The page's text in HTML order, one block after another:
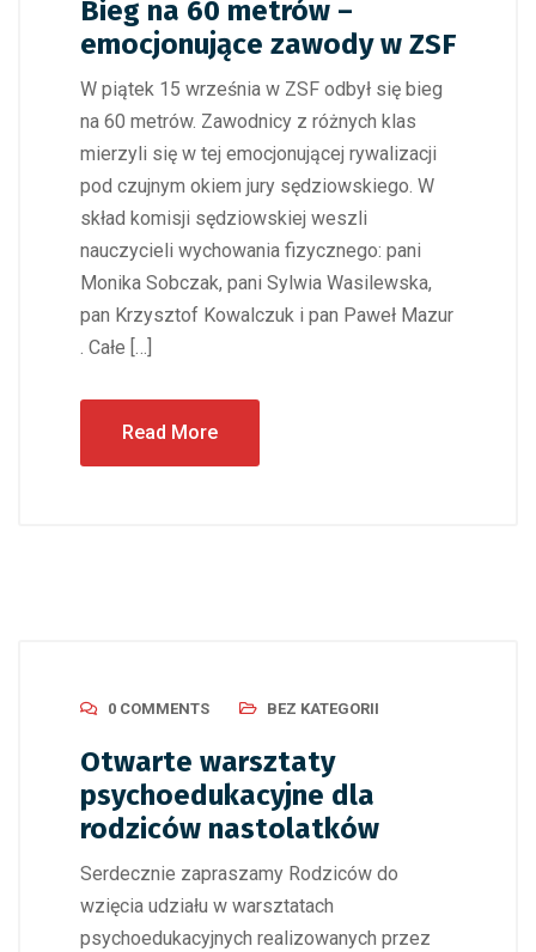
Bieg na 60 metrów –
emocjonujące zawody w ZSF
W piątek 15 września w ZSF odbył się bieg
na 60 metrów. Zawodnicy z różnych klas
mierzyli się w tej emocjonującej rywalizacji
pod czujnym okiem jury sędziowskiego. W
skład komisji sędziowskiej weszli
nauczycieli wychowania fizycznego: pani
Monika Sobczak, pani Sylwia Wasilewska,
pan Krzysztof Kowalczuk i pan Paweł Mazur
. Całe […]
Read More
0 COMMENTS BEZ KATEGORII
Otwarte warsztaty
psychoedukacyjne dla
rodziców nastolatków
Serdecznie zapraszamy Rodziców do
wzięcia udziału w warsztatach
psychoedukacyjnych realizowanych przez